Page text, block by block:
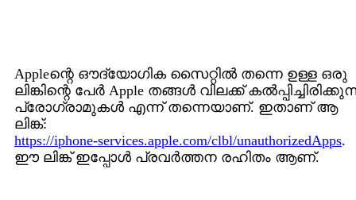
Appleന്റെ ഔദ്യോഗിക സൈറ്റില്‍ തന്നെ ഉള്ള ഒരു
ലിങ്കിന്റെ പേര്‍ Apple തങ്ങള്‍ വിലക്ക്
പ്രോഗ്രാമുകള്‍ എന്ന് തന്നെയാണ്. ഇതാണ് ആ
ലിങ്ക്:
https://iphone-services.apple.com/clbl/unauthorizedApps.
ഈ ലിങ്ക് ഇപ്പോള്‍ പ്രവര്‍ത്തന രഹിതം ആണ്.